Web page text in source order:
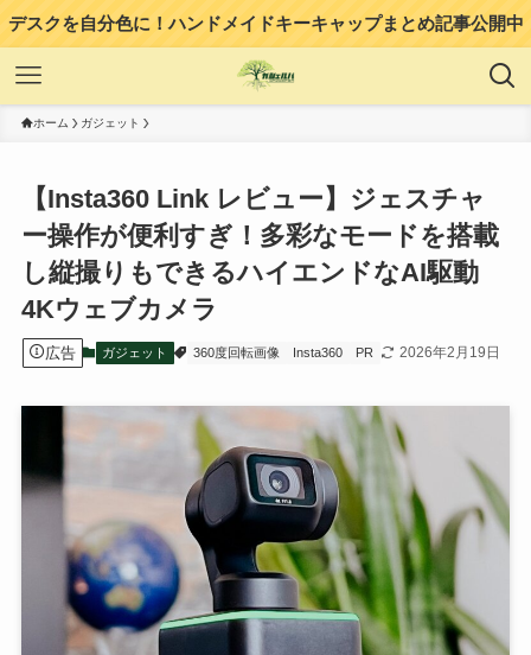
デスクを自分色に！ハンドメイドキーキャップまとめ記事公開中
ホーム ガジェット
【Insta360 Link レビュー】ジェスチャ
ー操作が便利すぎ！多彩なモードを搭載
し縦撮りもできるハイエンドなAI駆動
4Kウェブカメラ
広告 ガジェット 360度回転画像 Insta360 PR 2026年2月19日